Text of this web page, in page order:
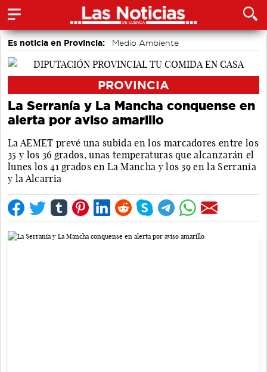
Es noticia en Provincia:
Medio Ambiente
accidentes laborales
PROVINCIA
La Serranía y La Mancha conquense en
alerta por aviso amarillo
La AEMET prevé una subida en los marcadores entre los
35 y los 36 grados, unas temperaturas que alcanzarán el
lunes los 41 grados en La Mancha y los 39 en la Serranía
y la Alcarria